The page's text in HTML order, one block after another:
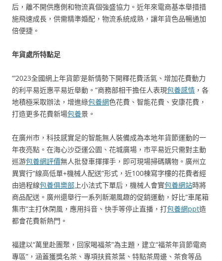
后，離不開供應側和物流真個強盛協力。近年來電商基本舉措措
施飛速成長，供需精準婚配，物流系統成熟，讓年貨色品暢通加
倍便捷。
年貨處所特點足
“‘2023全國網上年貨節’是新情勢下開釋花費活氣、增加花費動力
的利平易近惠平易近舉動。”商務部相干擔任人表現包養感情 ，各
地積極采取辦法，增進綠包養網色花費、智能花費、安康花費，
打造更多花費新場包養景。
在廣州市，科技感實足的智能無人裝備成為本地年貨節運動的一
年夜亮點。在海心沙亞運公園、花城廣場，市平易近只需對主動
巡游包養網評價無人批發車揮揮手，即可現場掃碼購物。廣州立
異實行“線高低單+機械人配送”形式，近100棟寫字樓的花費者經
由過程線包養俱樂部 上小法式下單后，機械人會實包養網站時將
商品配送。廣州還舉行一系列新潮風趣的促銷運動，好比“車尾箱
集市”主打休閑風，應用抖音、快手等停止直播，打包養網ppt造
都會花費新熱門。
福建以“萬里赴團聚，回家喝福茶”為主題，建立“福茶年貨節電商
專區”，涵蓋獲獎名茶、專項扶貧茶葉、特點茶周邊、茶食等品